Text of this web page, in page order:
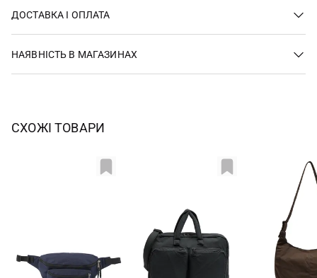
ДОСТАВКА І ОПЛАТА
НАЯВНІСТЬ В МАГАЗИНАХ
СХОЖІ ТОВАРИ